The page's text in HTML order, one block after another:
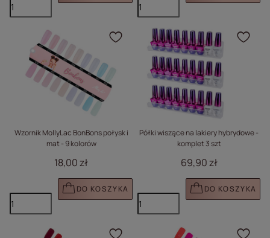
Wzornik MollyLac BonBons połysk i
mat - 9 kolorów
18,00 zł
DO KOSZYKA
Kliknij, aby dodać
Półki wiszące na lakiery hybrydowe -
komplet 3 szt
69,90 zł
DO KOSZYKA